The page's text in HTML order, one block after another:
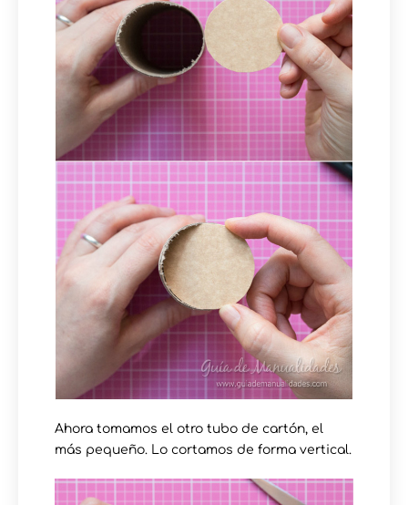
Ahora tomamos el otro tubo de cartón, el
más pequeño. Lo cortamos de forma vertical.